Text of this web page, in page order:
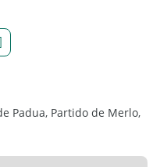
3 dormitorios con
repartidos en
una cocina, comedor
para disfrutar los
es luminosa, tiene
de los ambientes.
Padua, Partido de Merlo,